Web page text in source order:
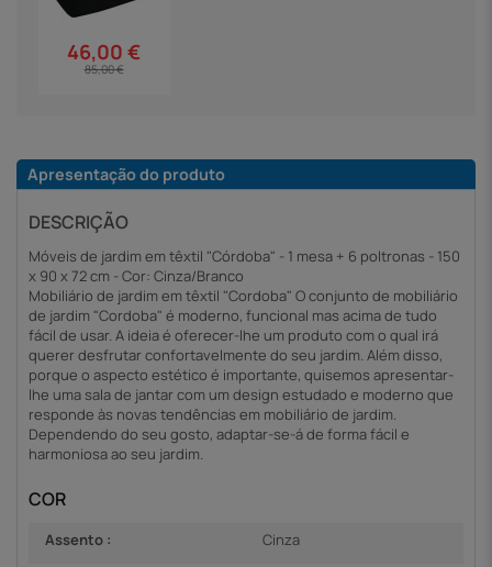
46,00 €
85,00 €
Apresentação do produto
DESCRIÇÃO
Móveis de jardim em têxtil "Córdoba" - 1 mesa + 6 poltronas - 150
x 90 x 72 cm - Cor: Cinza/Branco
Mobiliário de jardim em têxtil "Cordoba" O conjunto de mobiliário
de jardim "Cordoba" é moderno, funcional mas acima de tudo
fácil de usar. A ideia é oferecer-lhe um produto com o qual irá
querer desfrutar confortavelmente do seu jardim. Além disso,
porque o aspecto estético é importante, quisemos apresentar-
lhe uma sala de jantar com um design estudado e moderno que
responde às novas tendências em mobiliário de jardim.
Dependendo do seu gosto, adaptar-se-á de forma fácil e
harmoniosa ao seu jardim.
COR
Assento : Cinza